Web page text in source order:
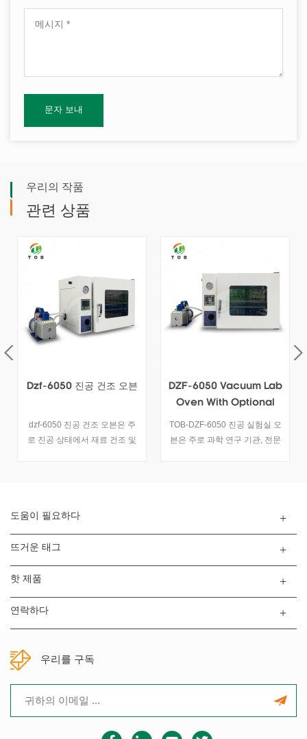
우리의 작품
관련 상품
Dzf-6050 진공 건조 오븐
dzf-6050 진공 건조 오븐은 주
로 진공 상태에서 재료 건조 및
DZF-6050 Vacuum Lab
Oven With Optional
Vacuum Pump
TOB-DZF-6050 진공 실험실 오
븐은 주로 과학 연구 기관, 전문
도움이 필요하다
뜨거운 태그
핫 제품
연락하다
우리를 구독